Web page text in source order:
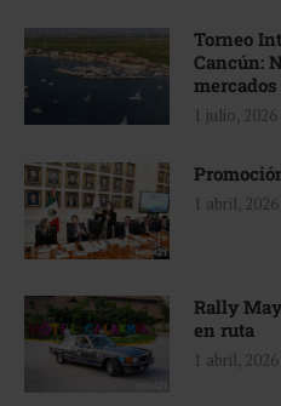
Torneo
Cancún:
mercados
1 julio, 2026
1 abril, 2026
Rally
en ruta
1 abril, 2026